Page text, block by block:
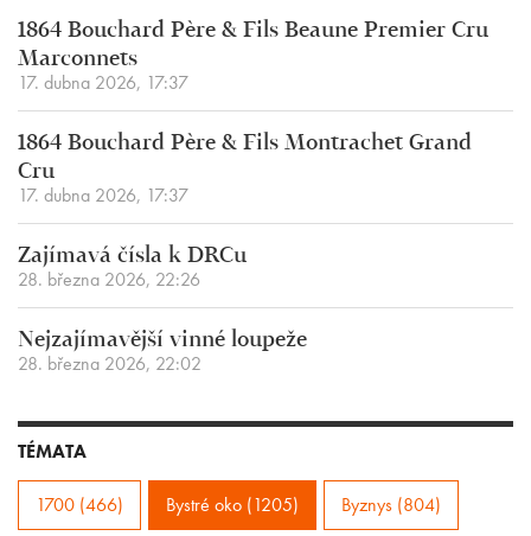
1864 Bouchard Père & Fils Beaune Premier Cru
Marconnets
17. dubna 2026, 17:37
1864 Bouchard Père & Fils Montrachet Grand
Cru
17. dubna 2026, 17:37
Zajímavá čísla k DRCu
28. března 2026, 22:26
Nejzajímavější vinné loupeže
28. března 2026, 22:02
TÉMATA
1700 (466) Bystré oko (1205) Byznys (804)